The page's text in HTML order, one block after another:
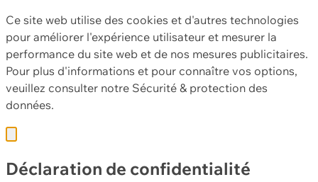
Ce site web utilise des cookies et d'autres technologies
pour améliorer l'expérience utilisateur et mesurer la
performance du site web et de nos mesures publicitaires.
Pour plus d'informations et pour connaître vos options,
veuillez consulter notre Sécurité & protection des
données.
Déclaration de confidentialité